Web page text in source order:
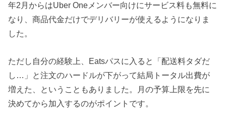
年2月からはUber Oneメンバー向けにサービス料も無料に
なり、商品代金だけでデリバリーが使えるようになりま
した。
ただし自分の経験上、Eatsパスに入ると「配送料タダだ
し…」と注文のハードルが下がって結局トータル出費が
増えた、ということもありました。月の予算上限を先に
決めてから加入するのがポイントです。